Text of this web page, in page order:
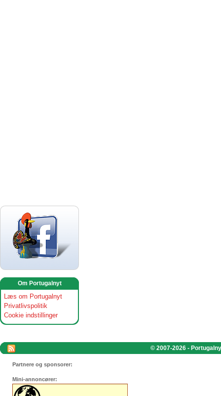
Om Portugalnyt
Læs om Portugalnyt
Privatlivspolitik
Cookie indstillinger
© 2007-2026 -
Partnere og sponsorer:
Mini-annoncører: